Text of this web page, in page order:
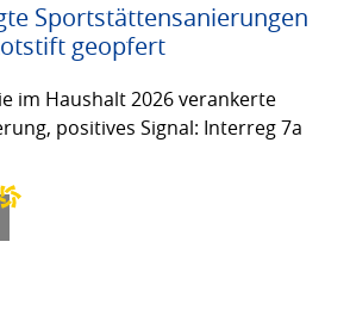
Sportstättensanierungen
geopfert
im Haushalt 2026 verankerte
positives Signal: Interreg 7a